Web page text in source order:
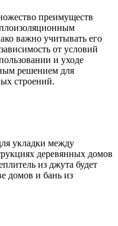
преимуществ
важно учитывать его
от условий
и уходе
решением для
строений.
укладки между
деревянных домов
из джута будет
домов и бань из